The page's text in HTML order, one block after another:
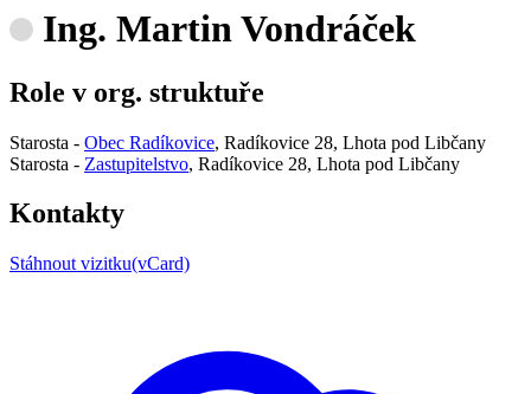
Ing. Martin Vondráček
Role v org. struktuře
Starosta - Obec Radíkovice, Radíkovice 28, Lhota pod Libčany
Starosta - Zastupitelstvo, Radíkovice 28, Lhota pod Libčany
Kontakty
Stáhnout vizitku(vCard)